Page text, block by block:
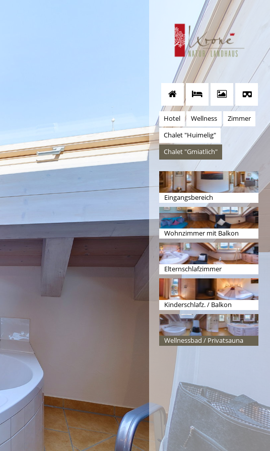
Hotel Wellness
Zimmer
Chalet "Huimelig"
Chalet "Gmiatlich"
Eingangsbereich
Wohnzimmer mit Balkon
Elternschlafzimmer
Kinderschlafz. / Balkon
Wellnessbad / Privatsauna